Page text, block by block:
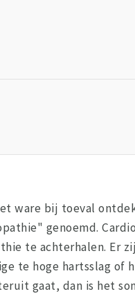
ware bij toeval
genoemd.
te achterhalen. Er
te hoge hartsslag of
gaat, dan is het